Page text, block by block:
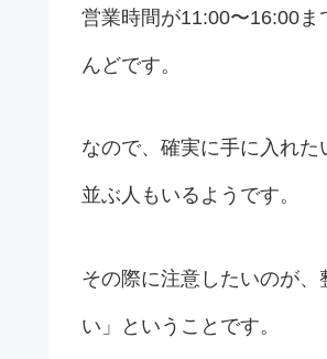
営業時間が11:00〜16:00
んどです。
なので、確実に手に入れ
並ぶ人もいるようです。
その際に注意したいのが
い」ということです。